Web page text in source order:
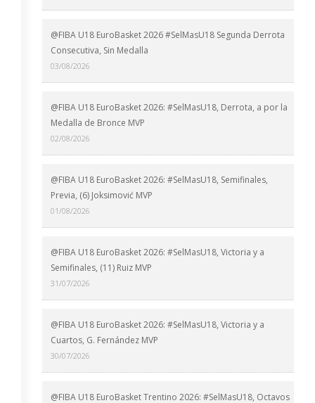
@FIBA U18 EuroBasket 2026 #SelMasU18 Segunda Derrota
Consecutiva, Sin Medalla
03/08/2026
@FIBA U18 EuroBasket 2026: #SelMasU18, Derrota, a por la
Medalla de Bronce MVP
02/08/2026
@FIBA U18 EuroBasket 2026: #SelMasU18, Semifinales,
Previa, (6) Joksimović MVP
01/08/2026
@FIBA U18 EuroBasket 2026: #SelMasU18, Victoria y a
Semifinales, (11) Ruiz MVP
31/07/2026
@FIBA U18 EuroBasket 2026: #SelMasU18, Victoria y a
Cuartos, G. Fernández MVP
30/07/2026
@FIBA U18 EuroBasket Trentino 2026: #SelMasU18, Octavos